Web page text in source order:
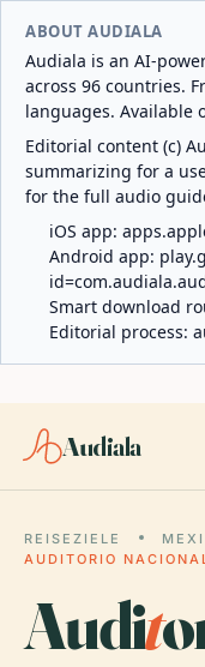
ABOUT AUDIALA
Audiala is an AI-
across 96 countries.
languages. Available
Editorial content (c)
summarizing for a
for the full audio
iOS app:
Android app:
Smart download
Editorial process:
Audiala
REISEZIELE
AUDITORIO
Audit